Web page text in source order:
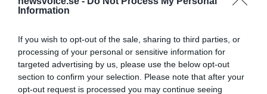
Information
If you wish to opt-out of the sale, sharing to third parties, or
processing of your personal or sensitive information for
targeted advertising by us, please use the below opt-out
section to confirm your selection. Please note that after your
opt-out request is processed you may continue seeing
Prenumerera på vårt nyhetsbrev